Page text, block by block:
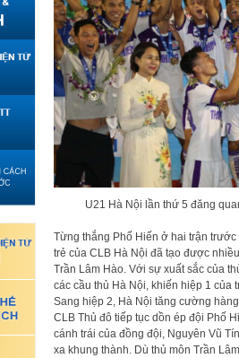
U21 Hà Nội lần thứ 5 đăng
Từng thắng Phố Hiến ở hai trận
trẻ của CLB Hà Nội đã tạo được
Trần Lâm Hào. Với sự xuất sắc của
các cầu thủ Hà Nội, khiến hiệp 1 của
Sang hiệp 2, Hà Nội tăng cường
CLB Thủ đô tiếp tục dồn ép đội Phố
cánh trái của đồng đội, Nguyên Vũ
xa khung thành. Dù thủ môn Trần